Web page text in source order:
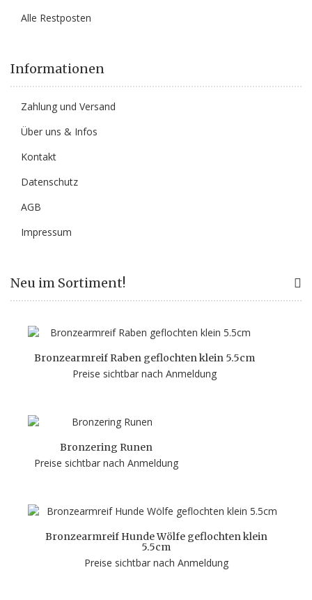
Alle Restposten
Informationen
Zahlung und Versand
Über uns & Infos
Kontakt
Datenschutz
AGB
Impressum
Neu im Sortiment!
Bronzearmreif Raben geflochten klein 5.5cm
Preise sichtbar nach Anmeldung
Bronzering Runen
Preise sichtbar nach Anmeldung
Bronzearmreif Hunde Wölfe geflochten klein
5.5cm
Preise sichtbar nach Anmeldung